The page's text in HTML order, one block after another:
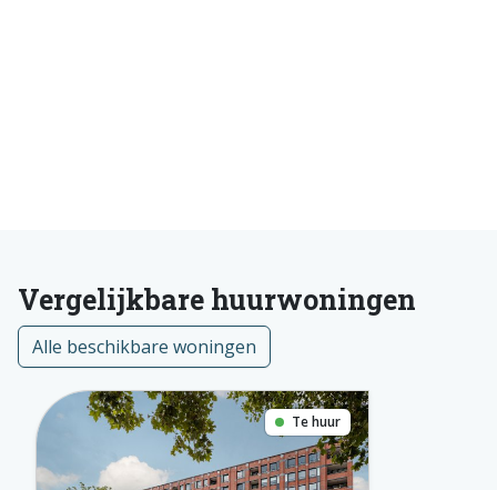
Vergelijkbare huurwoningen
Alle beschikbare woningen
Te huur